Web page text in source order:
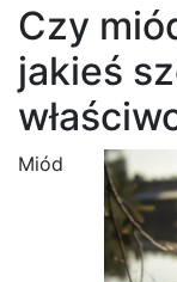
Czy
jakieś
Miód